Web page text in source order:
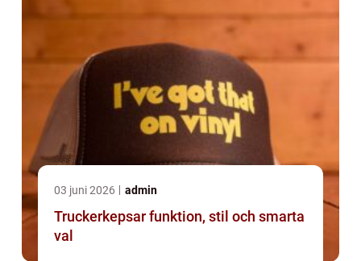
03 juni 2026 admin
Truckerkepsar funktion, stil och smarta
val